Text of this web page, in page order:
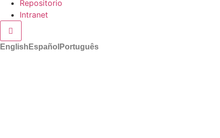
Repositorio
Intranet
Menú conmutador hamburguesa
English Español Português